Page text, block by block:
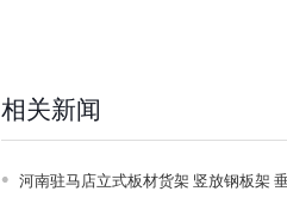
相关新闻
河南驻马店立式板材货架 竖放钢板架